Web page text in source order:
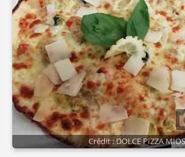
Crédit : DOLCE PIZZA MIOS